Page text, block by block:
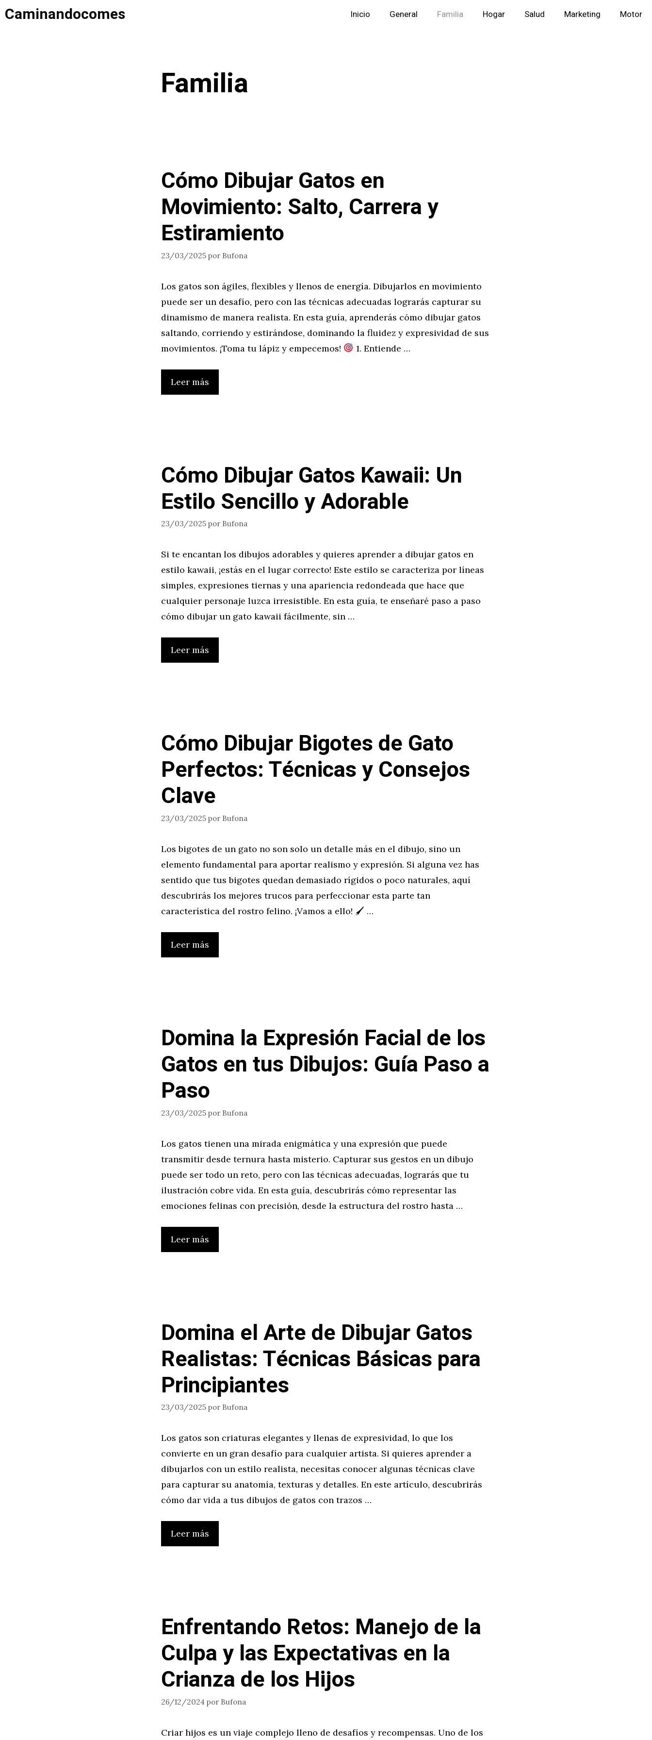
Saltar
Caminandocomes Inicio General Familia Hogar Salud Marketing Motor
Familia
Cómo Dibujar Gatos en
Movimiento: Salto, Carrera y
Estiramiento
23/03/2025 por Bufona
Los gatos son ágiles, flexibles y llenos de energía. Dibujarlos en movimiento
puede ser un desafío, pero con las técnicas adecuadas lograrás capturar su
dinamismo de manera realista. En esta guía, aprenderás cómo dibujar gatos
saltando, corriendo y estirándose, dominando la fluidez y expresividad de sus
movimientos. ¡Toma tu lápiz y empecemos!
1. Entiende …
Leer más
Cómo Dibujar Gatos Kawaii: Un
Estilo Sencillo y Adorable
23/03/2025 por Bufona
Si te encantan los dibujos adorables y quieres aprender a dibujar gatos en
estilo kawaii, ¡estás en el lugar correcto! Este estilo se caracteriza por líneas
simples, expresiones tiernas y una apariencia redondeada que hace que
cualquier personaje luzca irresistible. En esta guía, te enseñaré paso a paso
cómo dibujar un gato kawaii fácilmente, sin …
Leer más
Cómo Dibujar Bigotes de Gato
Perfectos: Técnicas y Consejos
Clave
23/03/2025 por Bufona
Los bigotes de un gato no son solo un detalle más en el dibujo, sino un
elemento fundamental para aportar realismo y expresión. Si alguna vez has
sentido que tus bigotes quedan demasiado rígidos o poco naturales, aquí
descubrirás los mejores trucos para perfeccionar esta parte tan
característica del rostro felino. ¡Vamos a ello! 🖌 …
Leer más
Domina la Expresión Facial de los
Gatos en tus Dibujos: Guía Paso a
Paso
23/03/2025 por Bufona
Los gatos tienen una mirada enigmática y una expresión que puede
transmitir desde ternura hasta misterio. Capturar sus gestos en un dibujo
puede ser todo un reto, pero con las técnicas adecuadas, lograrás que tu
ilustración cobre vida. En esta guía, descubrirás cómo representar las
emociones felinas con precisión, desde la estructura del rostro hasta …
Leer más
Domina el Arte de Dibujar Gatos
Realistas: Técnicas Básicas para
Principiantes
23/03/2025 por Bufona
Los gatos son criaturas elegantes y llenas de expresividad, lo que los
convierte en un gran desafío para cualquier artista. Si quieres aprender a
dibujarlos con un estilo realista, necesitas conocer algunas técnicas clave
para capturar su anatomía, texturas y detalles. En este artículo, descubrirás
cómo dar vida a tus dibujos de gatos con trazos …
Leer más
Enfrentando Retos: Manejo de la
Culpa y las Expectativas en la
Crianza de los Hijos
26/12/2024 por Bufona
Criar hijos es un viaje complejo lleno de desafíos y recompensas. Uno de los